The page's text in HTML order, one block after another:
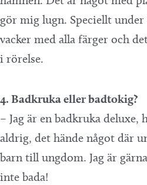
gör mig lugn. Speciellt
vacker med alla färger och
i rörelse.
4. Badkruka eller badtokig?
– Jag är en badkruka deluxe,
aldrig, det hände något där
barn till ungdom. Jag är
inte bada!